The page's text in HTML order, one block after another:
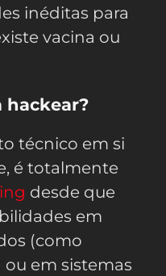
inéditas para
vacina ou
hackear?
técnico em si
é totalmente
desde que
em
(como
em sistemas